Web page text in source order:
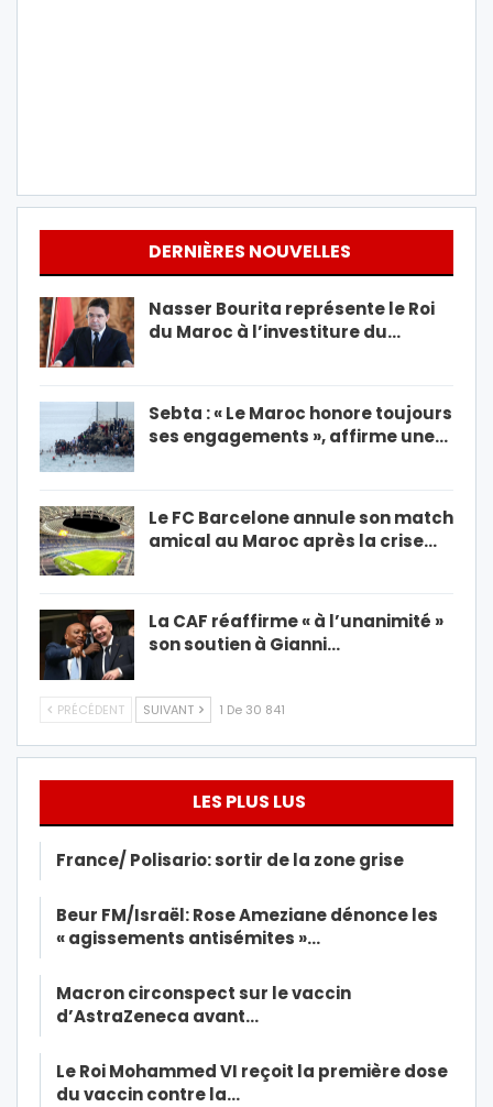
DERNIÈRES NOUVELLES
Nasser Bourita représente le Roi
du Maroc à l’investiture du…
Sebta : « Le Maroc honore toujours
ses engagements », affirme une…
Le FC Barcelone annule son match
amical au Maroc après la crise…
La CAF réaffirme « à l’unanimité »
son soutien à Gianni…
PRÉCÉDENT SUIVANT 1 De 30 841
LES PLUS LUS
France/ Polisario: sortir de la zone grise
Beur FM/Israël: Rose Ameziane dénonce les
« agissements antisémites »…
Macron circonspect sur le vaccin
d’AstraZeneca avant…
Le Roi Mohammed VI reçoit la première dose
du vaccin contre la…